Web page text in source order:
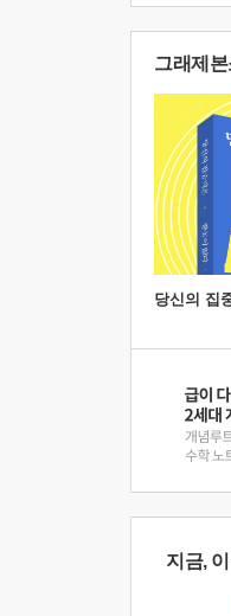
그래제
당신의 집
지금,